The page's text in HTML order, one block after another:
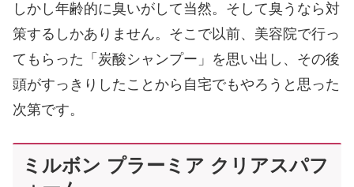
しかし年齢的に臭いがして当然。そして臭うなら対
策するしかありません。そこで以前、美容院で行っ
てもらった「炭酸シャンプー」を思い出し、その後
頭がすっきりしたことから自宅でもやろうと思った
次第です。
ミルボン プラーミア クリアスパフ